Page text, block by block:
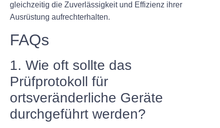
gleichzeitig die Zuverlässigkeit und Effizienz ihrer
Ausrüstung aufrechterhalten.
FAQs
1. Wie oft sollte das
Prüfprotokoll für
ortsveränderliche Geräte
durchgeführt werden?